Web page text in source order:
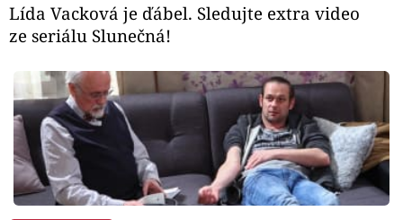
Lída Vacková je ďábel. Sledujte extra video
ze seriálu Slunečná!